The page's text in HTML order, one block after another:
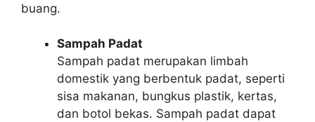
buang.
Sampah Padat
Sampah padat merupakan limbah
domestik yang berbentuk padat, seperti
sisa makanan, bungkus plastik, kertas,
dan botol bekas. Sampah padat dapat